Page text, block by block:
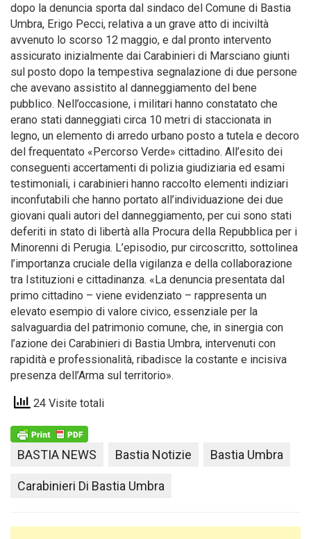
dopo la denuncia sporta dal sindaco del Comune di Bastia
Umbra, Erigo Pecci, relativa a un grave atto di inciviltà
avvenuto lo scorso 12 maggio, e dal pronto intervento
assicurato inizialmente dai Carabinieri di Marsciano giunti
sul posto dopo la tempestiva segnalazione di due persone
che avevano assistito al danneggiamento del bene
pubblico. Nell’occasione, i militari hanno constatato che
erano stati danneggiati circa 10 metri di staccionata in
legno, un elemento di arredo urbano posto a tutela e decoro
del frequentato «Percorso Verde» cittadino. All’esito dei
conseguenti accertamenti di polizia giudiziaria ed esami
testimoniali, i carabinieri hanno raccolto elementi indiziari
inconfutabili che hanno portato all’individuazione dei due
giovani quali autori del danneggiamento, per cui sono stati
deferiti in stato di libertà alla Procura della Repubblica per i
Minorenni di Perugia. L’episodio, pur circoscritto, sottolinea
l’importanza cruciale della vigilanza e della collaborazione
tra Istituzioni e cittadinanza. «La denuncia presentata dal
primo cittadino – viene evidenziato – rappresenta un
elevato esempio di valore civico, essenziale per la
salvaguardia del patrimonio comune, che, in sinergia con
l’azione dei Carabinieri di Bastia Umbra, intervenuti con
rapidità e professionalità, ribadisce la costante e incisiva
presenza dell’Arma sul territorio».
24 Visite totali
BASTIA NEWS Bastia Notizie Bastia Umbra
Carabinieri Di Bastia Umbra